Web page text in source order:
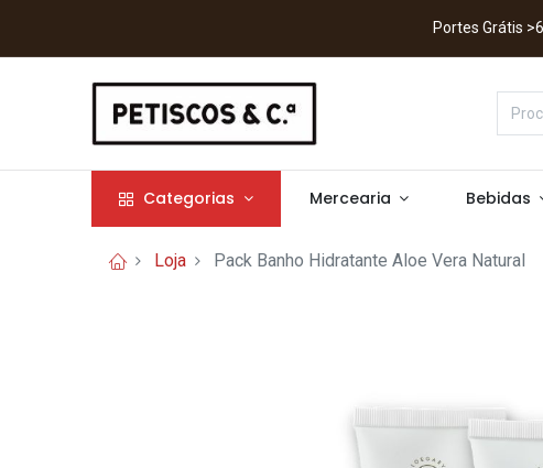
Portes
Categorias Mercearia Bebidas
Loja Pack Banho Hidratante Aloe Vera Natural